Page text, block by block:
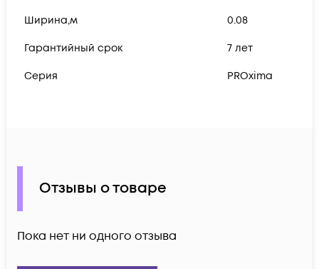
Ширина,м 0.08
Гарантийный срок 7 лет
Серия PROxima
Отзывы о товаре
Пока нет ни одного отзыва